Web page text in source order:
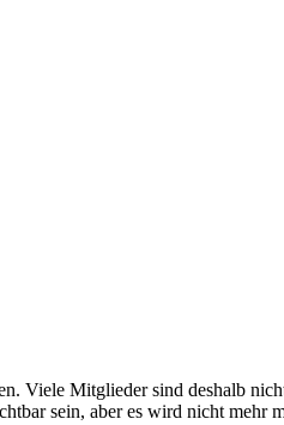
Viele Mitglieder sind deshalb
sein, aber es wird nicht